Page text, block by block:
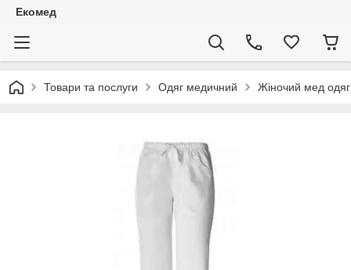
Екомед
Товари та послуги Одяг медичний Жіночий мед одяг